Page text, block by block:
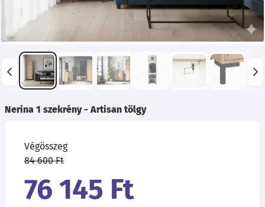
Nerina 1 szekrény - Artisan tölgy
Végösszeg
84 600 Ft
76 145 Ft